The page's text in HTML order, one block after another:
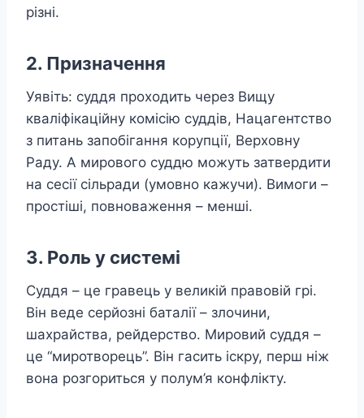
різні.
2. Призначення
Уявіть: суддя проходить через Вищу
кваліфікаційну комісію суддів, Нацагентство
з питань запобігання корупції, Верховну
Раду. А мирового суддю можуть затвердити
на сесії сільради (умовно кажучи). Вимоги –
простіші, повноваження – менші.
3. Роль у системі
Суддя – це гравець у великій правовій грі.
Він веде серйозні баталії – злочини,
шахрайства, рейдерство. Мировий суддя –
це “миротворець”. Він гасить іскру, перш ніж
вона розгориться у полум’я конфлікту.